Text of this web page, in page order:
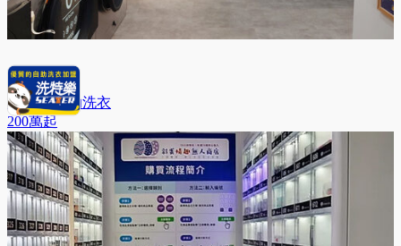
洗特樂 自助洗衣
200萬起